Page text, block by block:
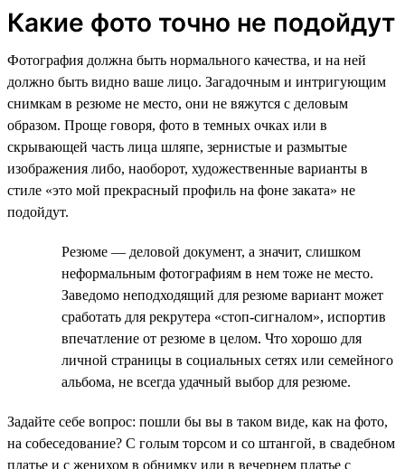
Какие фото точно не подойдут
Фотография должна быть нормального качества, и на ней
должно быть видно ваше лицо. Загадочным и интригующим
снимкам в резюме не место, они не вяжутся с деловым
образом. Проще говоря, фото в темных очках или в
скрывающей часть лица шляпе, зернистые и размытые
изображения либо, наоборот, художественные варианты в
стиле «это мой прекрасный профиль на фоне заката» не
подойдут.
Резюме — деловой документ, а значит, слишком
неформальным фотографиям в нем тоже не место.
Заведомо неподходящий для резюме вариант может
сработать для рекрутера «стоп-сигналом», испортив
впечатление от резюме в целом. Что хорошо для
личной страницы в социальных сетях или семейного
альбома, не всегда удачный выбор для резюме.
Задайте себе вопрос: пошли бы вы в таком виде, как на фото,
на собеседование? С голым торсом и со штангой, в свадебном
платье и с женихом в обнимку или в вечернем платье с